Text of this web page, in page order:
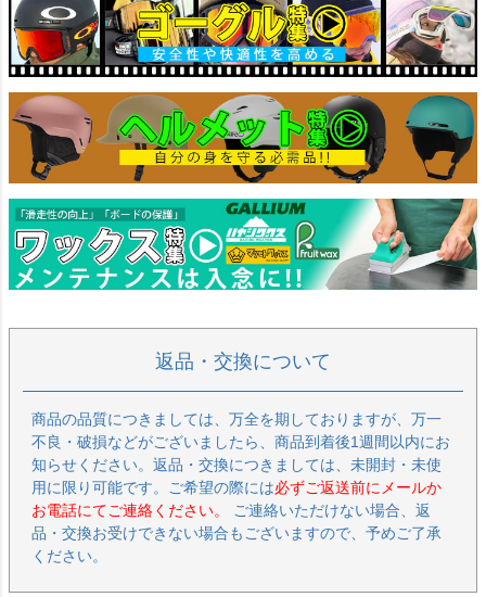
返品・交換について
商品の品質につきましては、万全を期しておりますが、万一
不良・破損などがございましたら、商品到着後1週間以内にお
知らせください。返品・交換につきましては、未開封・未使
用に限り可能です。ご希望の際には必ずご返送前にメールか
お電話にてご連絡ください。
ご連絡いただけない場合、返
品・交換お受けできない場合もございますので、予めご了承
ください。